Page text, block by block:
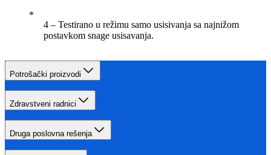
4 – Testirano u režimu samo usisivanja sa najnižom
postavkom snage usisavanja.
Potrošački proizvodi
Zdravstveni radnici
Druga poslovna rešenja